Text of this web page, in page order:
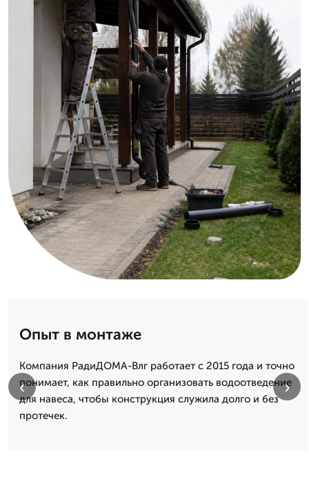
Опыт в монтаже
Компания РадиДОМА-Влг работает с 2015 года и точно
понимает, как правильно организовать водоотведение
для навеса, чтобы конструкция служила долго и без
протечек.
‹ ›